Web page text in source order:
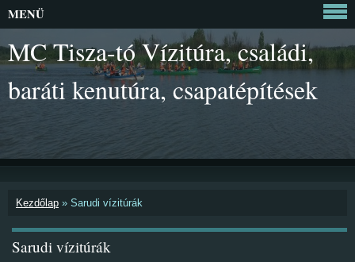
MC Tisza-tó Vízitúra, családi,
baráti kenutúra, csapatépítések
Kezdőlap » Sarudi vízitúrák
Sarudi vízitúrák
MENÜ